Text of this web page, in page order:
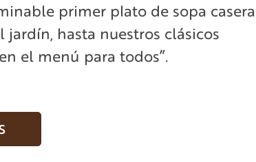
primer plato de sopa casera
jardín, hasta nuestros clásicos
el menú para todos”.